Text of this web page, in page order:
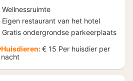
Wellnessruimte
Eigen restaurant van het hotel
Gratis ondergrondse parkeerplaats
Huisdieren:€ 15 Per huisdier per
nacht